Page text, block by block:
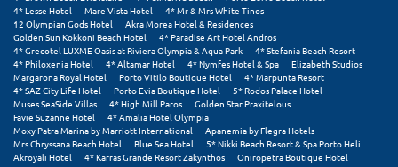
Ψ
Ψαθόπυργος
4* Lesse Hotel
Mare Vista Hotel
4* Mr & Mrs White Tinos
12 Olympian Gods Hotel
Akra Morea Hotel & Residences
Golden Sun Kokkoni Beach Hotel
4* Paradise Art Hotel Andros
4* Grecotel LUXME Oasis at Riviera Olympia & Aqua Park
4* Stefania Beach Resort
4* Philoxenia Hotel
4* Altamar Hotel 4* Nymfes Hotel & Spa
Elizabeth Studios
Margarona Royal Hotel
Porto Vitilo Boutique Hotel
4* Marpunta Resort
4* SAZ City Life Hotel
Porto Evia Boutique Hotel
5* Rodos Palace Hotel
Muses SeaSide Villas
4* High Mill Paros
Golden Star Praxitelous
Favie Suzanne Hotel
4* Amalia Hotel Olympia
Moxy Patra Marina by Marriott International
Apanemia by Flegra Hotels
Mrs Chryssana Beach Hotel
Blue Sea Hotel
5* Nikki Beach Resort & Spa Porto Heli
Akroyali Hotel
4* Karras Grande Resort Zakynthos
Oniropetra Boutique Hotel